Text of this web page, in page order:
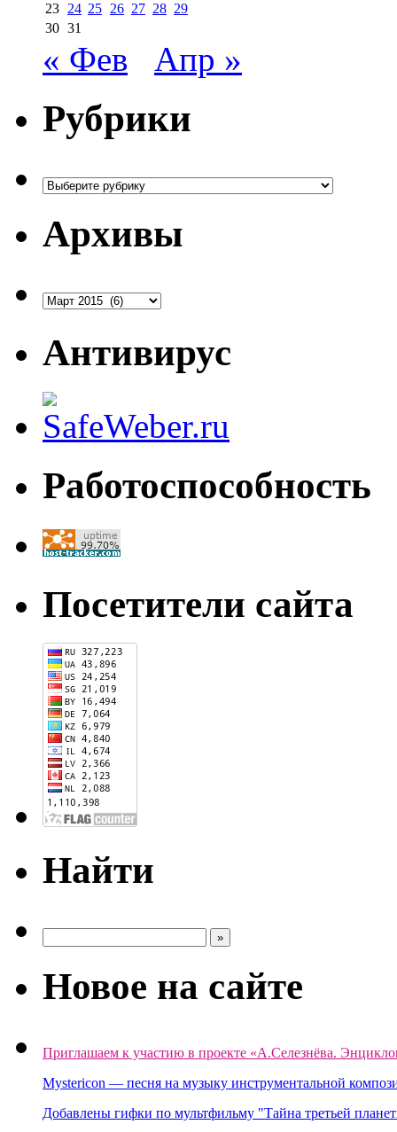
23 24 25 26 27 28 29
30 31
« Фев Апр »
Рубрики
Рубрики
Архивы
Антивирус
Работоспособность
Посетители сайта
Найти
Новое на сайте
Приглашаем к участию в проекте «А.Селезнёва.
Mystericon — песня на музыку инструментальной
Добавлены гифки по мультфильму "Тайна третьей